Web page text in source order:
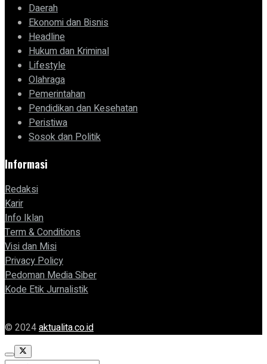
Daerah
Ekonomi dan Bisnis
Headline
Hukum dan Kriminal
Lifestyle
Olahraga
Pemerintahan
Pendidikan dan Kesehatan
Peristiwa
Sosok dan Politik
Informasi
Redaksi
Karir
Info Iklan
Term & Conditions
Visi dan Misi
Privacy Policy
Pedoman Media Siber
Kode Etik Jurnalistik
© 2024aktualita.co.id